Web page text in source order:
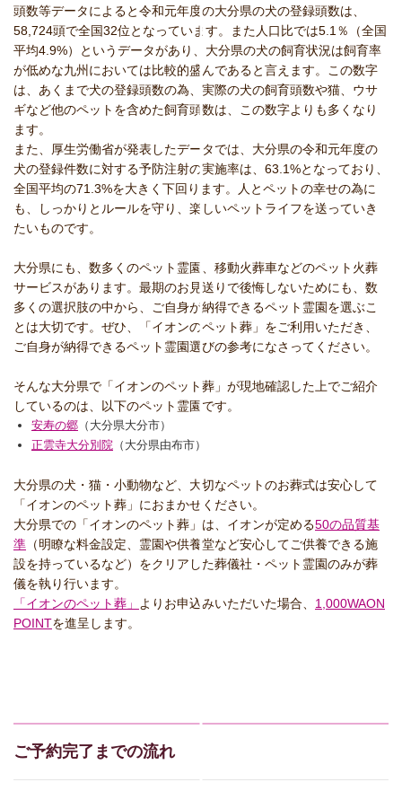
頭数等データによると令和元年度の大分県の犬の登録頭数は、
58,724頭で全国32位となっています。また人口比では5.1％（全国
平均4.9%）というデータがあり、大分県の犬の飼育状況は飼育率
が低めな九州においては比較的盛んであると言えます。この数字
は、あくまで犬の登録頭数の為、実際の犬の飼育頭数や猫、ウサ
ギなど他のペットを含めた飼育頭数は、この数字よりも多くなり
ます。
また、厚生労働省が発表したデータでは、大分県の令和元年度の
犬の登録件数に対する予防注射の実施率は、63.1%となっており、
全国平均の71.3%を大きく下回ります。
人とペットの幸せの為に
も、しっかりとルールを守り、楽しいペットライフを送っていき
たいものです。
大分県にも、数多くのペット霊園、移動火葬車などのペット火葬
サービスがあります。最期のお見送りで後悔しないためにも、数
多くの選択肢の中から、ご自身が納得できるペット霊園を選ぶこ
とは大切です。ぜひ、「イオンのペット葬」をご利用いただき、
ご自身が納得できるペット霊園選びの参考になさってください。
そんな大分県で「イオンのペット葬」が現地確認した上でご紹介
しているのは、以下のペット霊園です。
安寿の郷 （大分県大分市）
正雲寺大分別院 （大分県由布市）
大分県の犬・猫・小動物など、大切なペットのお葬式は安心して
「イオンのペット葬」におまかせください。
大分県での「イオンのペット葬」は、イオンが定める50の品質基
準 （明瞭な料金設定、霊園や供養堂など安心してご供養できる施
設を持っているなど）をクリアした葬儀社・ペット霊園のみが葬
儀を執り行います。
「イオンのペット葬」
よりお申込みいただいた場合、 1,000WAON
POINTを進呈します。
ご予約完了までの流れ